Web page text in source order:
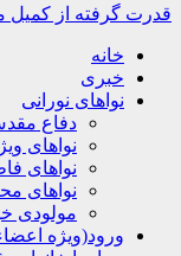
قدرت گرفته از کمیل
خانه
خبری
نواهای نورانی
دفاع
نواهای
نواهای
نواهای
مولودی
ورود(ویژه